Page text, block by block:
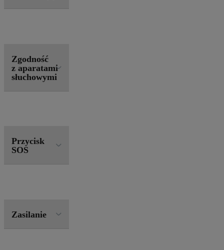
Zgodność
z aparatami
słuchowymi
Przycisk
SOS
Zasilanie